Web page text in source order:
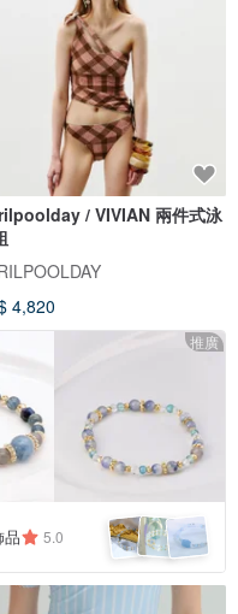
/ VIVIAN 兩件式泳
4,820
推廣
5.0